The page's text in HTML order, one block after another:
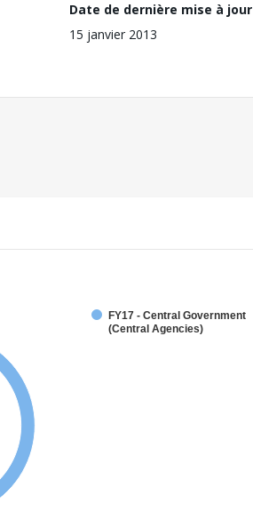
Date de dernière mise à jour
15 janvier 2013
FY17 - Central Government
(Central Agencies)